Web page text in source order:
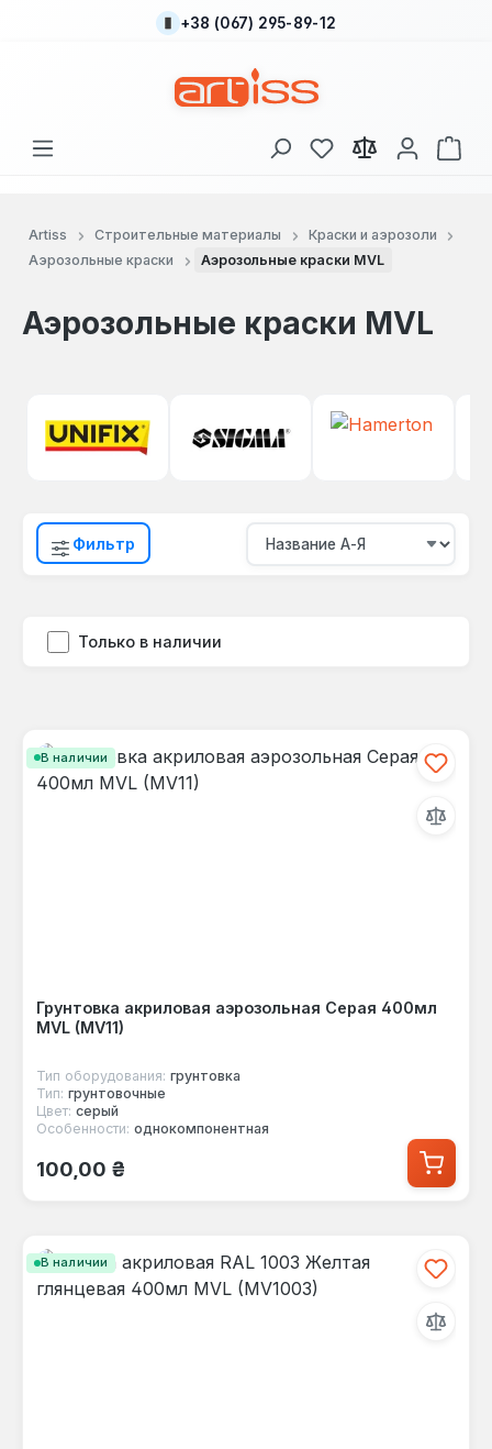
Перейти к основному содержанию
+38 (067) 295-89-12
У вас есть товары
В
Artiss Строительные материалы
Краски и аэрозоли
Аэрозольные краски
Аэрозольные краски MVL
Аэрозольные краски MVL
Фильтр
Только в наличии
В наличии
Грунтовка акриловая аэрозольная Серая 400мл
MVL (MV11)
Тип оборудования: грунтовка
Тип: грунтовочные
Цвет: серый
Особенности: однокомпонентная
Обычная цена:
100,00 ₴
В наличии